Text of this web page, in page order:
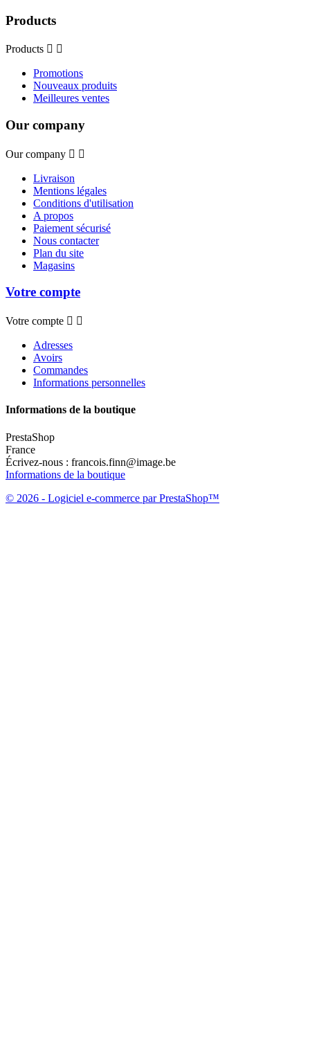
Products
Products  
Promotions
Nouveaux produits
Meilleures ventes
Our company
Our company  
Livraison
Mentions légales
Conditions d'utilisation
A propos
Paiement sécurisé
Nous contacter
Plan du site
Magasins
Votre compte
Votre compte  
Adresses
Avoirs
Commandes
Informations personnelles
Informations de la boutique
PrestaShop
France
Écrivez-nous : francois.finn@image.be
Informations de la boutique
© 2026 - Logiciel e-commerce par PrestaShop™